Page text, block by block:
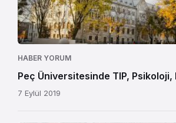
HABER YORUM
Peç Üniversitesinde TIP,
7 Eylül 2019